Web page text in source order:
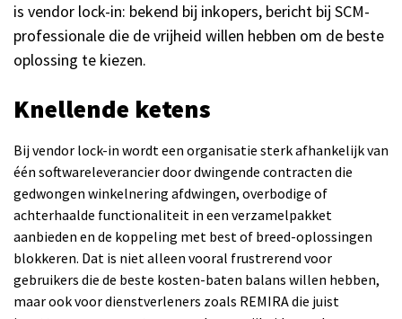
is vendor lock-in: bekend bij inkopers, bericht bij SCM-
professionale die de vrijheid willen hebben om de beste
oplossing te kiezen.
Knellende ketens
Bij vendor lock-in wordt een organisatie sterk afhankelijk van
één softwareleverancier door dwingende contracten die
gedwongen winkelnering afdwingen, overbodige of
achterhaalde functionaliteit in een verzamelpakket
aanbieden en de koppeling met best of breed-oplossingen
blokkeren. Dat is niet alleen vooral frustrerend voor
gebruikers die de beste kosten-baten balans willen hebben,
maar ook voor dienstverleners zoals REMIRA die juist